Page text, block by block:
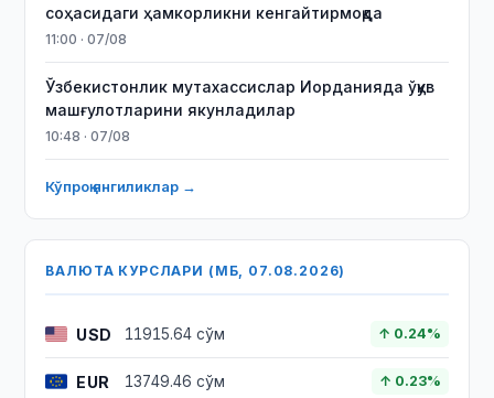
соҳасидаги ҳамкорликни кенгайтирмоқда
11:00 · 07/08
Ўзбекистонлик мутахассислар Иорданияда ўқув
машғулотларини якунладилар
10:48 · 07/08
Кўпроқ янгиликлар →
ВАЛЮТА КУРСЛАРИ (МБ, 07.08.2026)
USD 11915.64 сўм ↑ 0.24%
EUR 13749.46 сўм ↑ 0.23%